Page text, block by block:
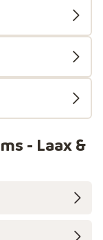
- Laax &